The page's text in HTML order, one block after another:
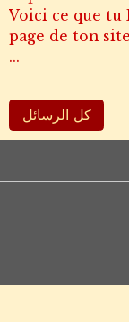
Voici ce que tu
page de ton
...
كل الرسائل